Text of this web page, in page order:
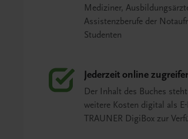
Mediziner,
Assistenzberufe der
Studenten
Jederzeit online
Der Inhalt des Buches
weitere Kosten digital als
TRAUNER DigiBox zur